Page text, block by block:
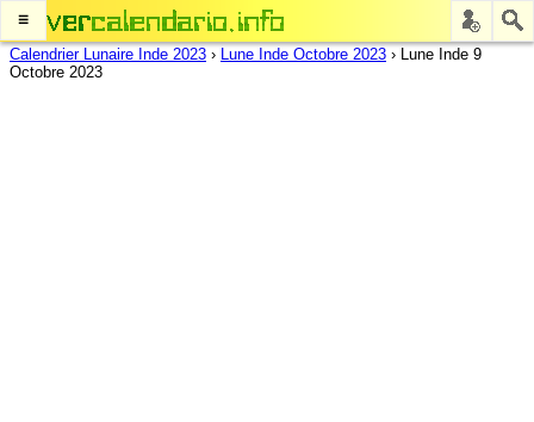
≡
Calendrier Lunaire Inde 2023 › Lune Inde Octobre 2023 › Lune Inde 9
Octobre 2023